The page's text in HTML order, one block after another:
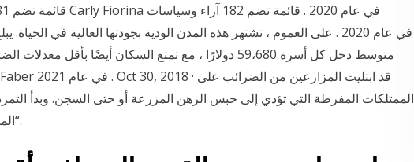
الممتلكات المفرطة التي تؤدي إلى حبس الرهن المزرعة أو حتى السجن. وبدأ
“المحاكم، ومنع جمع الضرائب.